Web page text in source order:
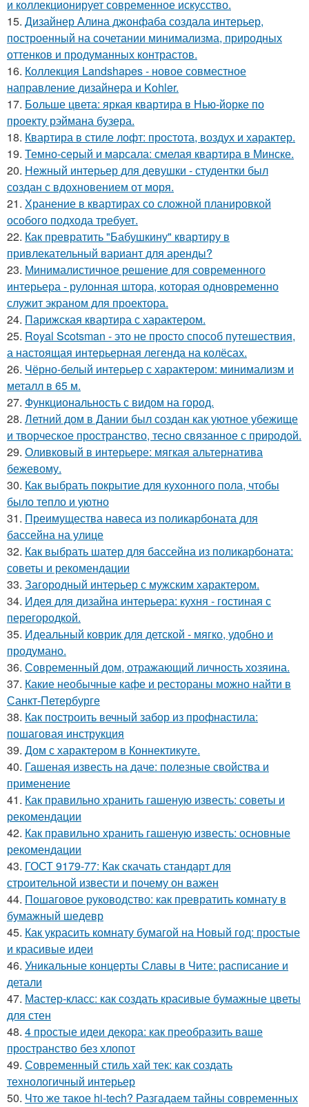
и коллекционирует современное искусство.
15. Дизайнер Алина джонфаба создала интерьер,
построенный на сочетании минимализма, природных
оттенков и продуманных контрастов.
16. Коллекция Landshapes - новое совместное
направление дизайнера и Kohler.
17. Больше цвета: яркая квартира в Нью-йорке по
проекту рэймана бузера.
18. Квартира в стиле лофт: простота, воздух и характер.
19. Темно-серый и марсала: смелая квартира в Минске.
20. Нежный интерьер для девушки - студентки был
создан с вдохновением от моря.
21. Хранение в квартирах со сложной планировкой
особого подхода требует.
22. Как превратить "Бабушкину" квартиру в
привлекательный вариант для аренды?
23. Минималистичное решение для современного
интерьера - рулонная штора, которая одновременно
служит экраном для проектора.
24. Парижская квартира с характером.
25. Royal Scotsman - это не просто способ путешествия,
а настоящая интерьерная легенда на колёсах.
26. Чёрно-белый интерьер с характером: минимализм и
металл в 65 м.
27. Функциональность с видом на город.
28. Летний дом в Дании был создан как уютное убежище
и творческое пространство, тесно связанное с природой.
29. Оливковый в интерьере: мягкая альтернатива
бежевому.
30. Как выбрать покрытие для кухонного пола, чтобы
было тепло и уютно
31. Преимущества навеса из поликарбоната для
бассейна на улице
32. Как выбрать шатер для бассейна из поликарбоната:
советы и рекомендации
33. Загородный интерьер с мужским характером.
34. Идея для дизайна интерьера: кухня - гостиная с
перегородкой.
35. Идеальный коврик для детской - мягко, удобно и
продумано.
36. Современный дом, отражающий личность хозяина.
37. Какие необычные кафе и рестораны можно найти в
Санкт-Петербурге
38. Как построить вечный забор из профнастила:
пошаговая инструкция
39. Дом с характером в Коннектикуте.
40. Гашеная известь на даче: полезные свойства и
применение
41. Как правильно хранить гашеную известь: советы и
рекомендации
42. Как правильно хранить гашеную известь: основные
рекомендации
43. ГОСТ 9179-77: Как скачать стандарт для
строительной извести и почему он важен
44. Пошаговое руководство: как превратить комнату в
бумажный шедевр
45. Как украсить комнату бумагой на Новый год: простые
и красивые идеи
46. Уникальные концерты Славы в Чите: расписание и
детали
47. Мастер-класс: как создать красивые бумажные цветы
для стен
48. 4 простые идеи декора: как преобразить ваше
пространство без хлопот
49. Современный стиль хай тек: как создать
технологичный интерьер
50. Что же такое hi-tech? Разгадаем тайны современных